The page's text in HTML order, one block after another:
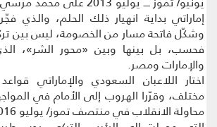
إماراتي بداية انهيار ذلك الحلم، والذي
وشكّل فاتحة مسار من الخصومة، ليس بين
فحسب، بل بينها وبين «محور الشر»،
والإمارات ومصر.
اختار اللاعبان السعودي والإماراتي
مختلف، وقرّرا الهروب إلى الأمام في